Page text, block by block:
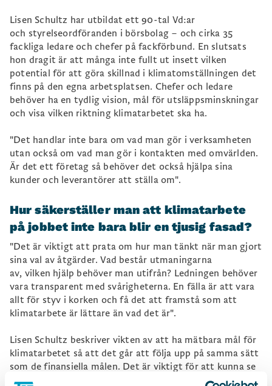
Lisen Schultz har utbildat ett 90-tal Vd:ar
och styrelseordföranden i börsbolag – och cirka 35
fackliga ledare och chefer på fackförbund. En slutsats
hon dragit är att många inte fullt ut insett vilken
potential för att göra skillnad i klimatomställningen det
finns på den egna arbetsplatsen. Chefer och ledare
behöver ha en tydlig vision, mål för utsläppsminskningar
och visa vilken riktning klimatarbetet ska ha.
"Det handlar inte bara om vad man gör i verksamheten
utan också om vad man gör i kontakten med omvärlden.
Är det ett företag så behöver det också hjälpa sina
kunder och leverantörer att ställa om".
Hur säkerställer man att klimatarbete
på jobbet inte bara blir en tjusig fasad?
"Det är viktigt att prata om hur man tänkt när man gjort
sina val av åtgärder. Vad består utmaningarna
av, vilken hjälp behöver man utifrån? Ledningen behöver
vara transparent med svårigheterna. En fälla är att vara
allt för styv i korken och få det att framstå som att
klimatarbete är lättare än vad det är".
Lisen Schultz beskriver vikten av att ha mätbara mål för
klimatarbetet så att det går att följa upp på samma sätt
som de finansiella målen. Det är viktigt för att kunna se
och känna att det man gör har effekt och att man